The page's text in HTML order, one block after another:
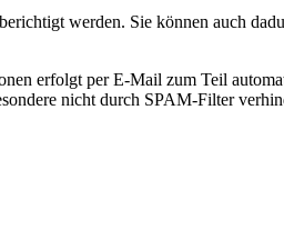
werden. Sie können auch
erfolgt per E-Mail zum Teil
nicht durch SPAM-Filter